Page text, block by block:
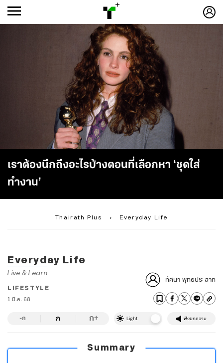
เราต้องนึกถึงอะไรบ้างตอนที่เลือกหา ‘ชุดใส่
ทำงาน’
Thairath Plus › Everyday Life
-ก
Everyday Life
Live & Learn
LIFESTYLE
1 มี.ค. 68
ทัศนา พุทธประสาท
-ก ก ก+ Light ฟังบทความ
Summary